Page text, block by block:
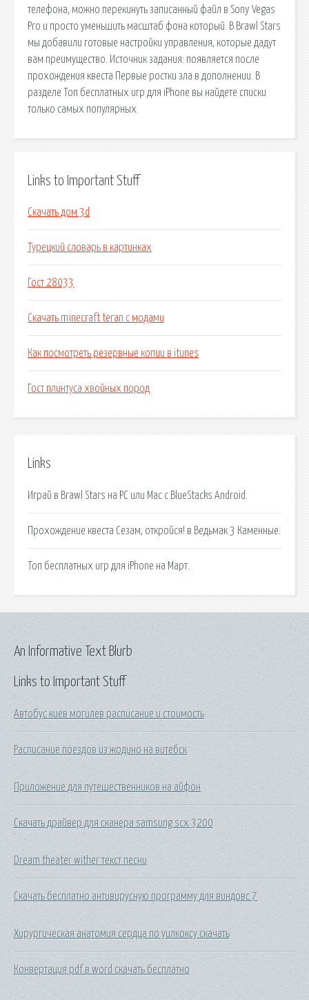
телефона, можно перекинуть записанный файл в Sony Vegas
Pro и просто уменьшить масштаб фона который. В Brawl Stars
мы добавили готовые настройки управления, которые дадут
вам преимущество. Источник задания: появляется после
прохождения квеста Первые ростки зла в дополнении. В
разделе Топ бесплатных игр для iPhone вы найдете списки
только самых популярных.
Links to Important Stuff
Скачать дом 3d
Турецкий словарь в картинках
Гост 28033
Скачать minecraft teran с модами
Как посмотреть резервные копии в itunes
Гост плинтуса хвойных пород
Links
Играй в Brawl Stars на PC или Mac с BlueStacks Android.
Прохождение квеста Сезам, откройся! в Ведьмак 3 Каменные.
Топ бесплатных игр для iPhone на Март.
Links to Important Stuff
Автобус киев могилев расписание и стоимость
Расписание поездов из жодино на витебск
Приложение для путешественников на айфон
Скачать драйвер для сканера samsung scx 3200
Dream theater wither текст песни
Скачать бесплатно антивирусную программу для виндовс 7
Хирургическая анатомия сердца по уилкоксу скачать
Конвертация pdf в word скачать бесплатно
An Informative Text Blurb